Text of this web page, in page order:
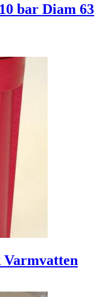
bar Diam 63
Varmvatten